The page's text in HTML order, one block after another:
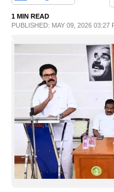
LIFESTYLE
INFO+
ART
ASTRO
1 MIN READ
PUBLISHED: MAY 09, 2026 03:27